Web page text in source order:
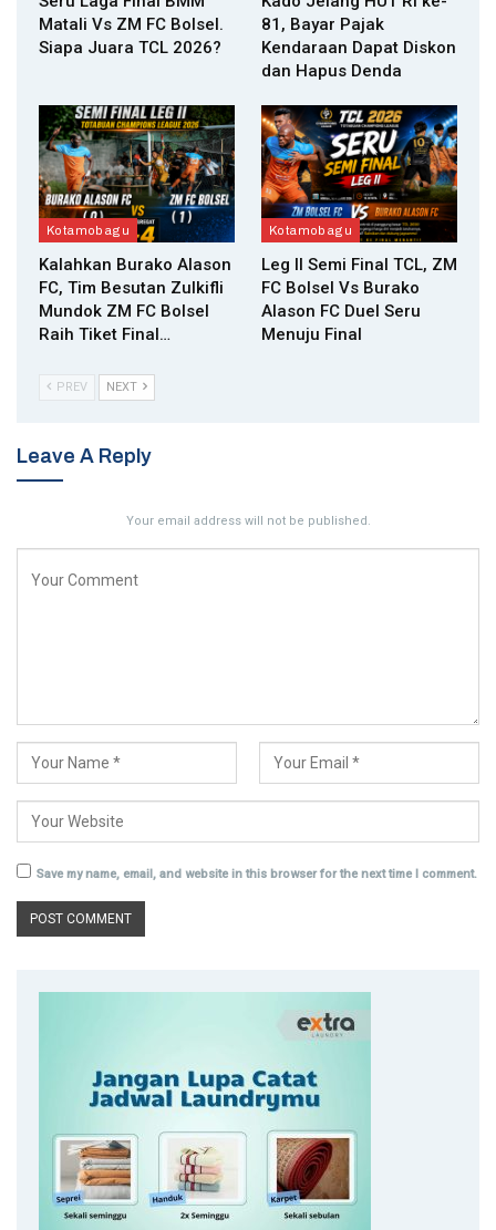
Matali Vs ZM FC Bolsel.
Siapa Juara TCL 2026?
81, Bayar Pajak
Kendaraan Dapat Diskon
dan Hapus Denda
Kotamobagu
Kalahkan Burako Alason
FC, Tim Besutan Zulkifli
Mundok ZM FC Bolsel
Raih Tiket Final…
Kotamobagu
Leg II Semi Final TCL, ZM
FC Bolsel Vs Burako
Alason FC Duel Seru
Menuju Final
PREV NEXT
Leave A Reply
Your email address will not be published.
Save my name, email, and website in this browser for the next time I comment.